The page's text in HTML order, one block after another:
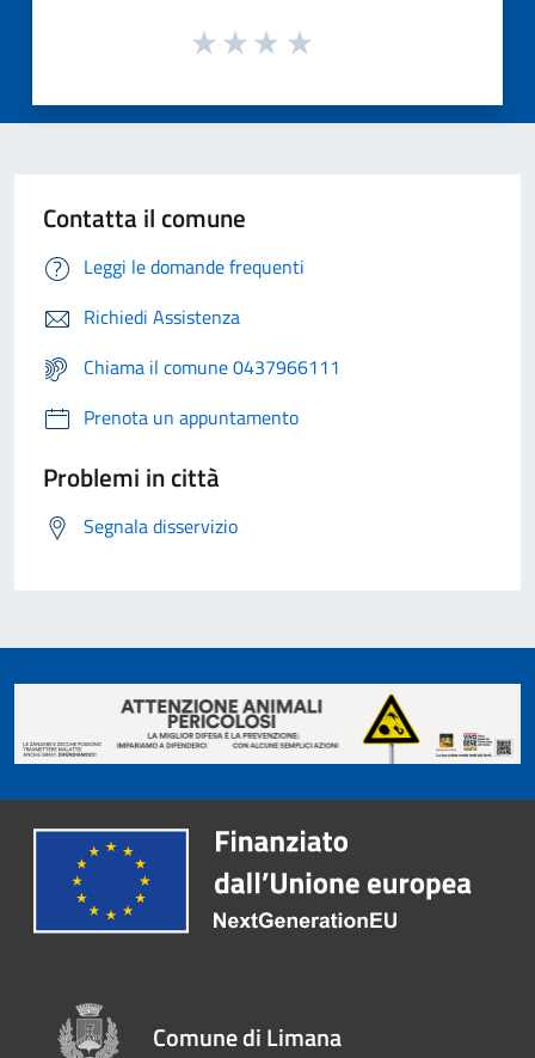
Contatta il comune
Leggi le domande frequenti
Richiedi Assistenza
Chiama il comune 0437966111
Prenota un appuntamento
Problemi in città
Segnala disservizio
Comune di Limana